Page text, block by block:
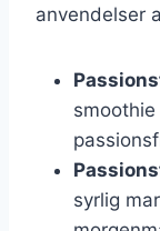
anvendelser
syrlig